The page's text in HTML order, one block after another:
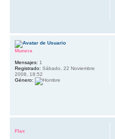
Munera
Mensajes: 1
Registrado: Sábado, 22 Noviembre
2008, 18:52
Género:
Flax